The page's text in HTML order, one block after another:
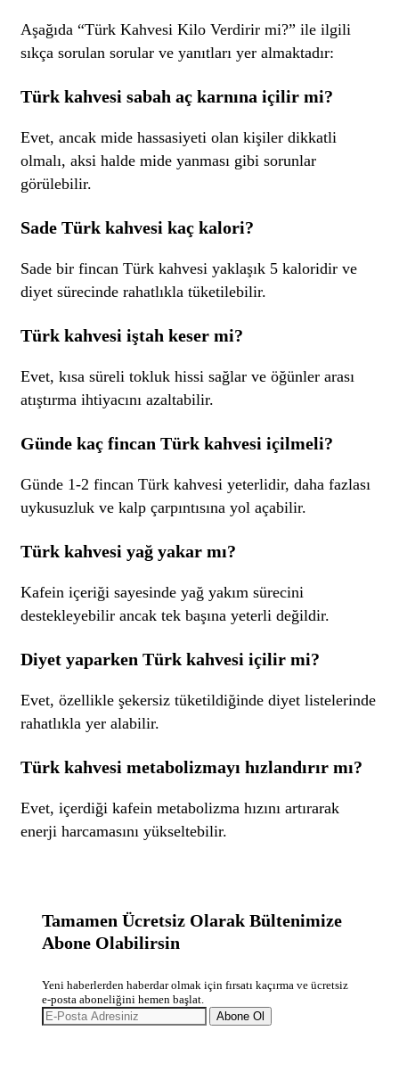
Aşağıda “Türk Kahvesi Kilo Verdirir mi?” ile ilgili
sıkça sorulan sorular ve yanıtları yer almaktadır:
Türk kahvesi sabah aç karnına içilir mi?
Evet, ancak mide hassasiyeti olan kişiler dikkatli
olmalı, aksi halde mide yanması gibi sorunlar
görülebilir.
Sade Türk kahvesi kaç kalori?
Sade bir fincan Türk kahvesi yaklaşık 5 kaloridir ve
diyet sürecinde rahatlıkla tüketilebilir.
Türk kahvesi iştah keser mi?
Evet, kısa süreli tokluk hissi sağlar ve öğünler arası
atıştırma ihtiyacını azaltabilir.
Günde kaç fincan Türk kahvesi içilmeli?
Günde 1-2 fincan Türk kahvesi yeterlidir, daha fazlası
uykusuzluk ve kalp çarpıntısına yol açabilir.
Türk kahvesi yağ yakar mı?
Kafein içeriği sayesinde yağ yakım sürecini
destekleyebilir ancak tek başına yeterli değildir.
Diyet yaparken Türk kahvesi içilir mi?
Evet, özellikle şekersiz tüketildiğinde diyet listelerinde
rahatlıkla yer alabilir.
Türk kahvesi metabolizmayı hızlandırır mı?
Evet, içerdiği kafein metabolizma hızını artırarak
enerji harcamasını yükseltebilir.
Tamamen Ücretsiz Olarak Bültenimize
Abone Olabilirsin
Yeni haberlerden haberdar olmak için fırsatı kaçırma ve ücretsiz
e-posta aboneliğini hemen başlat.
Abone Ol